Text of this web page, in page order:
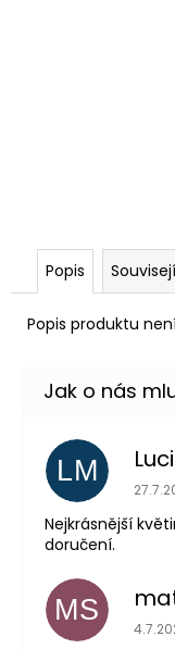
Popis
Popis produktu
LM
Nejkrásnější
doručení.
MS